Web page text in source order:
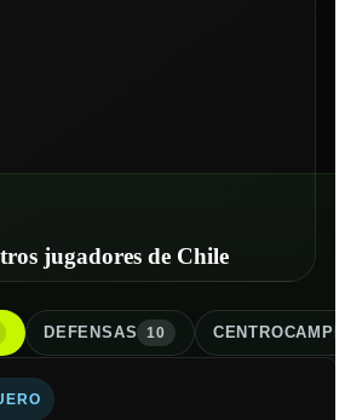
jugadores de Chile
DEFENSAS 10